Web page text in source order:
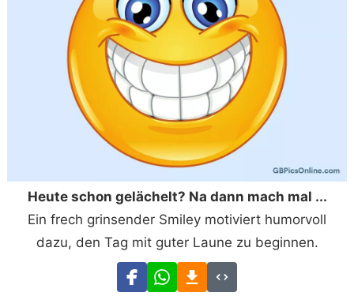
Heute schon gelächelt? Na dann mach mal ...
Ein frech grinsender Smiley motiviert humorvoll
dazu, den Tag mit guter Laune zu beginnen.